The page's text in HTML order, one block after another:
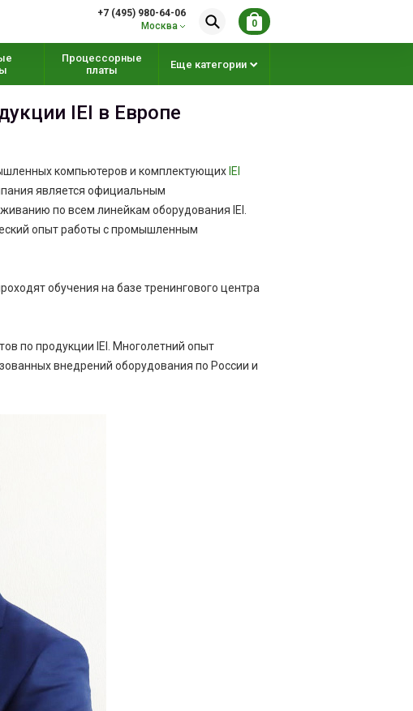
+7 (495) 980-64-06
Москва
0
Процессорные
платы
Еще категории
IEI в Европе
компьютеров и комплектующих IEI
является официальным
по всем линейкам оборудования IEI.
опыт работы с промышленным
обучения на базе тренингового центра
по продукции IEI. Многолетний опыт
внедрений оборудования по России и